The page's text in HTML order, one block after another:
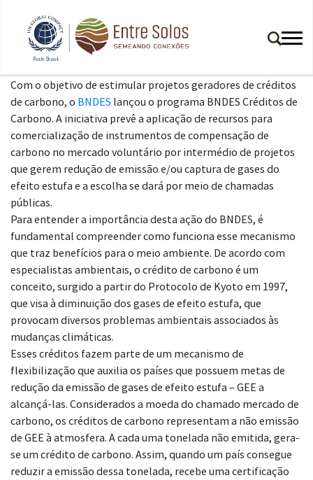
Com o objetivo de estimular projetos geradores de créditos
de carbono, o BNDES lançou o programa BNDES Créditos de
Carbono. A iniciativa prevê a aplicação de recursos para
comercialização de instrumentos de compensação de
carbono no mercado voluntário por intermédio de projetos
que gerem redução de emissão e/ou captura de gases do
efeito estufa e a escolha se dará por meio de chamadas
públicas.
Para entender a importância desta ação do BNDES, é
fundamental compreender como funciona esse mecanismo
que traz benefícios para o meio ambiente. De acordo com
especialistas ambientais, o crédito de carbono é um
conceito, surgido a partir do Protocolo de Kyoto em 1997,
que visa à diminuição dos gases de efeito estufa, que
provocam diversos problemas ambientais associados às
mudanças climáticas.
Esses créditos fazem parte de um mecanismo de
flexibilização que auxilia os países que possuem metas de
redução da emissão de gases de efeito estufa – GEE a
alcançá-las. Considerados a moeda do chamado mercado de
carbono, os créditos de carbono representam a não emissão
de GEE à atmosfera. A cada uma tonelada não emitida, gera-
se um crédito de carbono. Assim, quando um país consegue
reduzir a emissão dessa tonelada, recebe uma certificação